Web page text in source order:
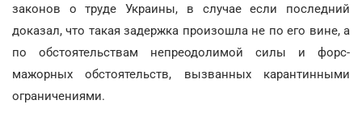
законов о труде Украины, в случае если последний
доказал, что такая задержка произошла не по его вине, а
по обстоятельствам непреодолимой силы и форс-
мажорных обстоятельств, вызванных карантинными
ограничениями.